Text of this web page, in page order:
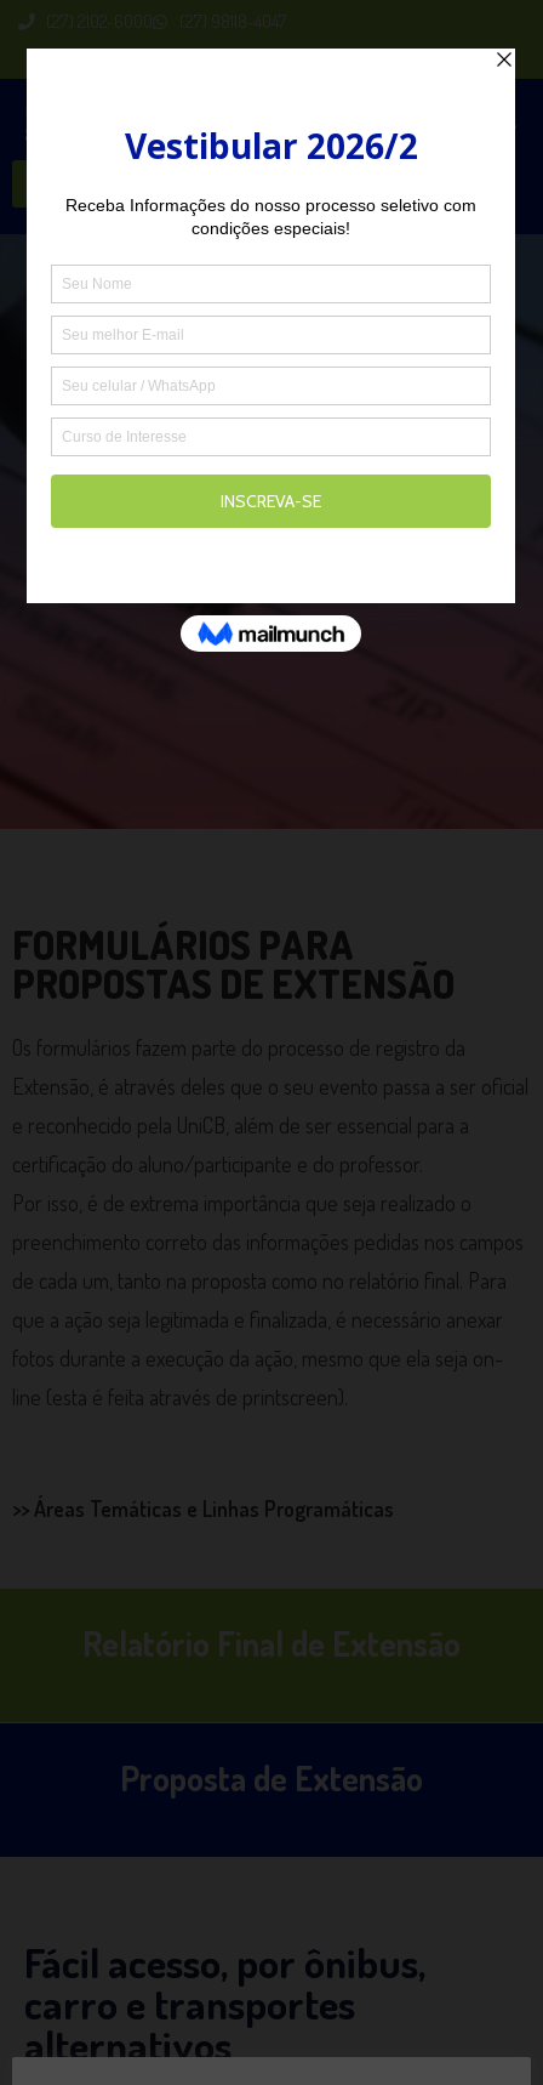
(27) 2102-6000 (27) 98118-4047
FORMULÁRIOS PARA
PROPOSTAS DE EXTENSÃO
Os formulários fazem parte do processo de registro da
Extensão, é através deles que o seu evento passa a ser oficial
e reconhecido pela UniCB, além de ser essencial para a
certificação do aluno/participante e do professor.
Por isso, é de extrema importância que seja realizado o
preenchimento correto das informações pedidas nos campos
de cada um, tanto na proposta como no relatório final. Para
que a ação seja legitimada e finalizada, é necessário anexar
fotos durante a execução da ação, mesmo que ela seja on-
line (esta é feita através de printscreen).
>> Áreas Temáticas e Linhas Programáticas
Relatório Final de Extensão
Proposta de Extensão
Fácil acesso, por ônibus,
carro e transportes
alternativos